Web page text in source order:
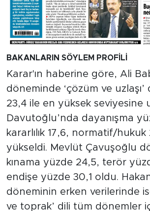
BAKANLARIN SÖYLEM PROFİLİ
Karar'ın haberine göre, Ali
döneminde ‘çözüm ve uzlaşı’
23,4 ile en yüksek seviyesine
Davutoğlu’nda dayanışma
kararlılık 17,6, normatif/hukuk
yükseldi. Mevlüt Çavuşoğlu
kınama yüzde 24,5, terör
endişe yüzde 30,1 oldu.
döneminin erken verilerinde
ve toprak’ dili tüm dönemler